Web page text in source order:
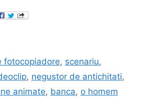
fotocopiadore, scenariu,
, negustor de antichitati,
animate, banca, o homem